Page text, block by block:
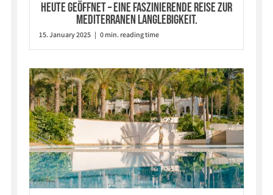
heute geöffnet – eine faszinierende Reise zur
mediterranen Langlebigkeit.
15. January 2025 | 0 min. reading time